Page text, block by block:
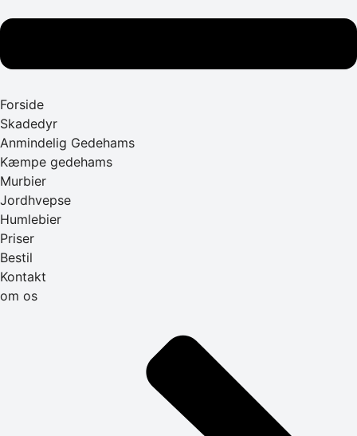
Forside
Skadedyr
Anmindelig Gedehams
Kæmpe gedehams
Murbier
Jordhvepse
Humlebier
Priser
Bestil
Kontakt
om os